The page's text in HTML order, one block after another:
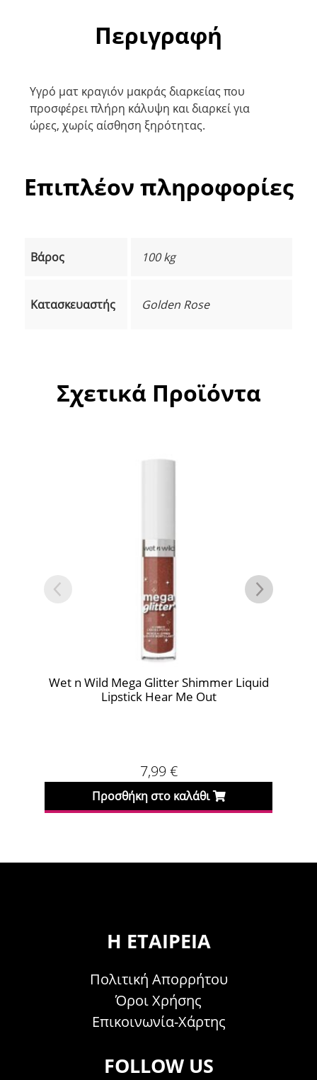
Περιγραφή
Υγρό ματ κραγιόν μακράς διαρκείας που
προσφέρει πλήρη κάλυψη και διαρκεί για
ώρες, χωρίς αίσθηση ξηρότητας.
Επιπλέον πληροφορίες
Βάρος 100 kg
Κατασκευαστής Golden Rose
Σχετικά Προϊόντα
Wet n Wild Mega Glitter Shimmer Liquid
Lipstick Hear Me Out
7,99 €
Προσθήκη στο καλάθι
Η ΕΤΑΙΡΕΊΑ
Πολιτική Απορρήτου
Όροι Χρήσης
Επικοινωνία-Χάρτης
FOLLOW US